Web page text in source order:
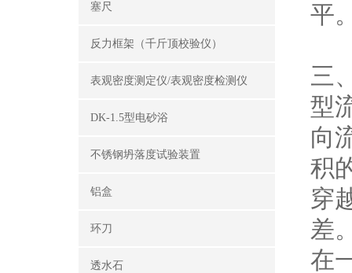
塞尺
反力框架（千斤顶校验仪）
表观密度测定仪/表观密度检测仪
DK-1.5型电砂浴
不锈钢坍落度试验装置
铝盒
环刀
透水石
平
三
型
向
积
穿
差
在